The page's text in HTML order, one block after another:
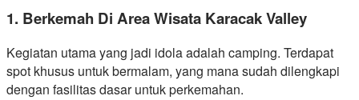
1. Berkemah Di Area Wisata Karacak Valley
Kegiatan utama yang jadi idola adalah camping. Terdapat
spot khusus untuk bermalam, yang mana sudah dilengkapi
dengan fasilitas dasar untuk perkemahan.